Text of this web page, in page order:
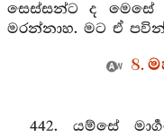
සෙස්සන්ට ද මෙසේ
මරන්නාහ. මට ඒ
8.
442. යම්සේ